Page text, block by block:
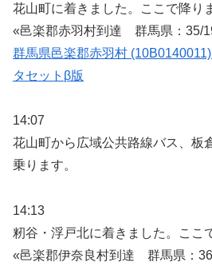
花山町に着きました。ここで降り
«邑楽郡赤羽村到達 群馬県：35/
群馬県邑楽郡赤羽村
タセットβ版
14:07
花山町から広域公共路線バス、板
乗ります。
14:13
籾谷・浮戸北に着きました。ここ
«邑楽郡伊奈良村到達 群馬県：